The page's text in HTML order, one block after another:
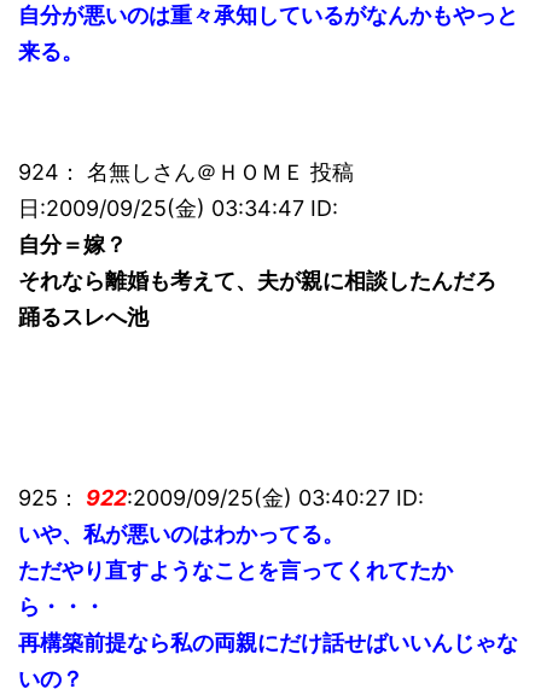
自分が悪いのは重々承知しているがなんかもやっと
来る。
924： 名無しさん＠ＨＯＭＥ 投稿
日:2009/09/25(金) 03:34:47 ID:
自分＝嫁？
それなら離婚も考えて、夫が親に相談したんだろ
踊るスレへ池
925： 922:2009/09/25(金) 03:40:27 ID:
いや、私が悪いのはわかってる。
ただやり直すようなことを言ってくれてたか
ら・・・
再構築前提なら私の両親にだけ話せばいいんじゃな
いの？